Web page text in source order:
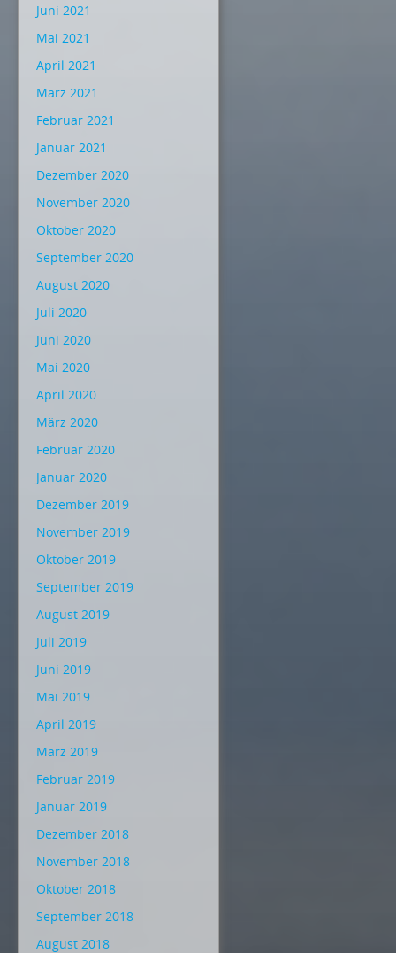
Juni 2021
Mai 2021
April 2021
März 2021
Februar 2021
Januar 2021
Dezember 2020
November 2020
Oktober 2020
September 2020
August 2020
Juli 2020
Juni 2020
Mai 2020
April 2020
März 2020
Februar 2020
Januar 2020
Dezember 2019
November 2019
Oktober 2019
September 2019
August 2019
Juli 2019
Juni 2019
Mai 2019
April 2019
März 2019
Februar 2019
Januar 2019
Dezember 2018
November 2018
Oktober 2018
September 2018
August 2018